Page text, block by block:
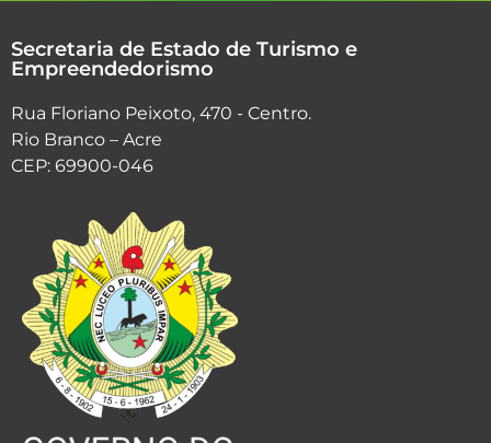
Secretaria de Estado de Turismo e
Empreendedorismo
Rua Floriano Peixoto, 470 - Centro.
Rio Branco – Acre
CEP: 69900-046